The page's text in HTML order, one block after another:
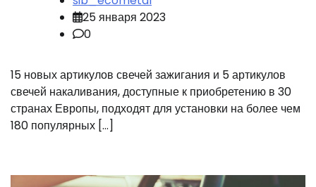
25 января 2023
0
15 новых артикулов свечей зажигания и 5 артикулов
свечей накаливания, доступные к приобретению в 30
странах Европы, подходят для установки на более чем
180 популярных […]